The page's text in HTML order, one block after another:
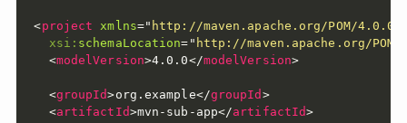
<project xmlns=" http://maven.apache.org/POM/4.0.0
xsi: schemaLocation= " http://maven.apache.org/
<modelVersion>4.0.0</modelVersion>
<groupId>org.example</groupId >
<artifactId>mvn-sub-app</artifactId>